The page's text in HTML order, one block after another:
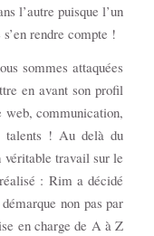
l’autre puisque l’un
rendre compte !
sommes attaquées
en avant son profil
communication,
talents ! Au delà du
véritable travail sur le
: Rim a décidé
non pas par
en charge de A à Z